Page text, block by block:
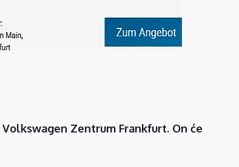
Zentrum Frankfurt. On će